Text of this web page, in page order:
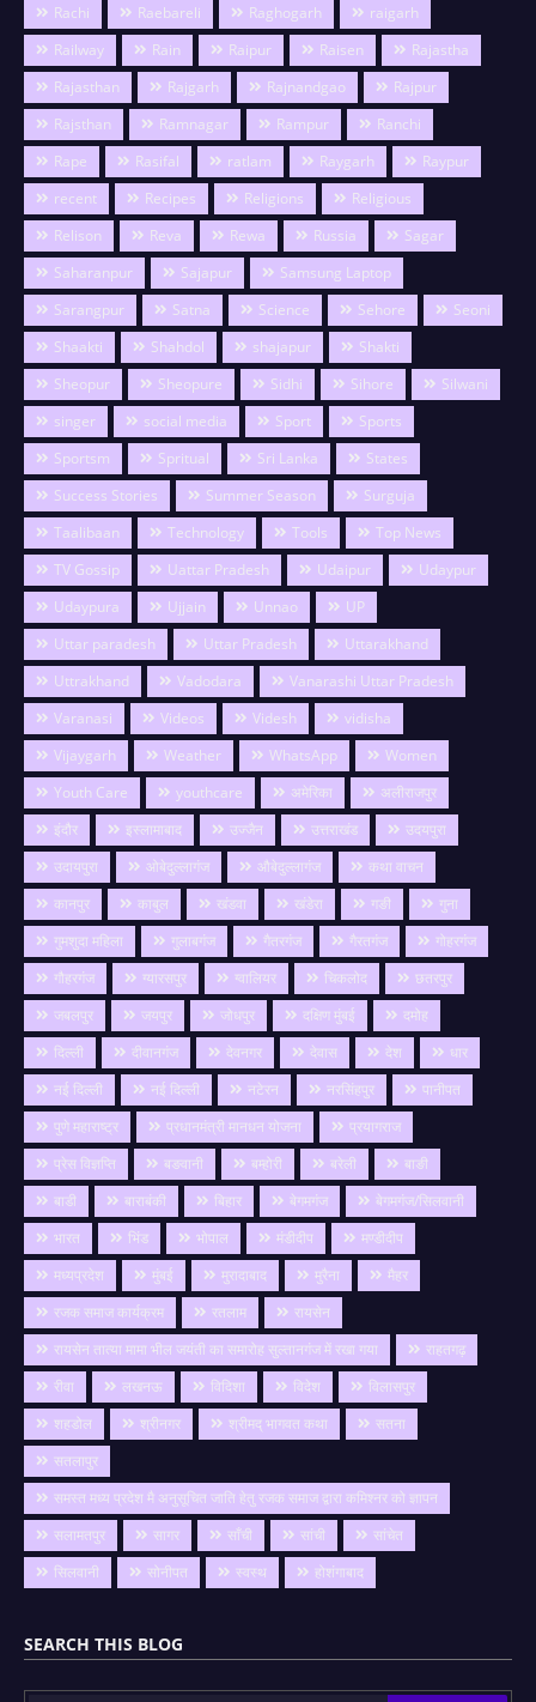
Rachi
Raebareli Raghogarh
raigarh
Railway
Rain Raipur Raisen
Rajastha
Rajasthan
Rajgarh Rajnandgao
Rajpur
Rajsthan
Ramnagar Rampur
Ranchi
Rape
Rasifal ratlam Raygarh
Raypur
recent
Recipes Religions
Religious
Relison
Reva Rewa Russia
Sagar
Saharanpur
Sajapur
Samsung Laptop
Sarangpur
Satna Science Sehore
Seoni
Shaakti
Shahdol shajapur
Shakti
Sheopur
Sheopure Sidhi Sihore
Silwani
singer
social media Sport
Sports
Sportsm
Spritual Sri Lanka
States
Success Stories
Summer Season
Surguja
Taalibaan
Technology Tools
Top News
TV Gossip
Uattar Pradesh Udaipur
Udaypur
Udaypura
Ujjain Unnao
UP
Uttar paradesh
Uttar Pradesh
Uttarakhand
Uttrakhand
Vadodara
Vanarashi Uttar Pradesh
Varanasi
Videos Videsh
vidisha
Vijaygarh
Weather WhatsApp
Women
Youth Care
youthcare अमेरिका
अलीराजपुर
इंदौर
इस्लामाबाद उज्जैन उत्तराखंड
उदयपुरा
उदायपुरा
ओबेदुल्लागंज औबेदुल्लागंज
कथा वाचन
कानपुर
काबुल खंडवा खंडेरा गङी
गुना
गुमशुदा महिला
गुलाबगंज गैतरगंज गैरतगंज
गोहरगंज
गौहरगंज
ग्यारसपुर ग्वालियर चिकलोद
छतरपुर
जबलपुर
जयपुर जोधपुर दक्षिण मुंबई
दमोह
दिल्ली
दीवानगंज देवनगर देवास देश
धार
नई दिल्ली
नई दिल्ली नटेरन नरसिंहपुर
पानीपत
पुणे महाराष्ट्र
प्रधानमंत्री मानधन योजना
प्रयागराज
प्रेस विज्ञप्ति
बङवानी बम्होरी बरेली
बाङी
बाडी
बाराबंकी बिहार बेगमगंज
बेगमगंज/सिलवानी
भारत
भिंड भोपाल मंडीदीप
मण्डीदीप
मध्यप्रदेश
मुंबई मुरादाबाद मुरैना
मैहर
रजक समाज कार्यक्रम
रतलाम
रायसेन
रायसेन तात्या मामा भील जयंती का समारोह सुल्तानगंज में रखा गया
राहतगढ़
रीवा
लखनऊ विदिशा विदेश
विलासपुर
शहडोल
श्रीनगर श्रीमद् भागवत कथा
सतना
सतलापुर
समस्त मध्य प्रदेश मै अनुसूचित जाति हेतु रजक समाज द्वारा कमिश्नर को ज्ञापन
सलामतपुर
सागर साँची सांची
सांचेत
सिलवानी
सोनीपत स्वस्थ होशंगाबाद
SEARCH THIS BLOG